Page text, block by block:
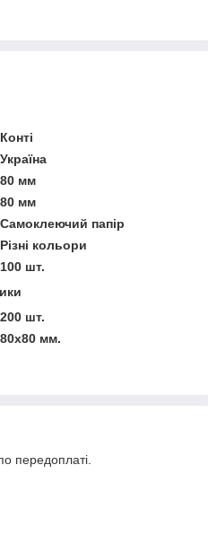
Конті
Україна
80 мм
80 мм
Самоклеючий папір
Різні кольори
100 шт.
200 шт.
80х80 мм.
передоплаті.